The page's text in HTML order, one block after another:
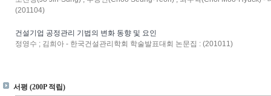
(201104)
건설기업 공정관리 기법의 변화 동향 및 요인
정영수 ; 김희아 - 한국건설관리학회 학술발표대회 논문집 : (201011)